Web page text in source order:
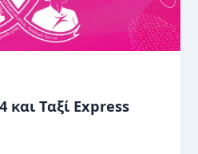
και Ταξί Express